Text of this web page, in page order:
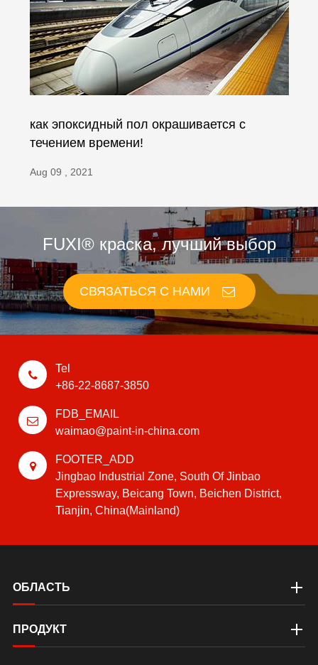
как эпоксидный пол окрашивается с
течением времени!
Aug 09 , 2021
FUXI® краска, лучший выбор
СВЯЗАТЬСЯ С НАМИ
Tel
+86-22-8687-3850
FDB_EMAIL
waimao@paint-in-china.com
FOOTER_ADD
Jingbao Industrial Zone, South Of Jinbao
Expressway, Beicang Town, Beichen District,
Tianjin, China(Mainland)
ОБЛАСТЬ
ПРОДУКТ